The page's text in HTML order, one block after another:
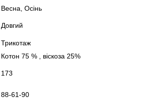
Весна, Осінь
Довгий
Трикотаж
Котон 75 % , віскоза 25%
173
88-61-90